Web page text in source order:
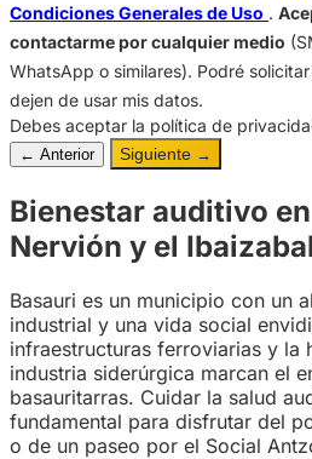
Condiciones Generales de Uso .
contactarme por cualquier medio
WhatsApp o similares). Podré
dejen de usar mis datos.
Debes aceptar la política de
← Anterior Siguiente →
Bienestar auditivo
Nervión y el Ibaizabal
Basauri es un municipio con un
industrial y una vida social
infraestructuras ferroviarias y la
industria siderúrgica marcan el
basauritarras. Cuidar la salud
fundamental para disfrutar del
o de un paseo por el Social